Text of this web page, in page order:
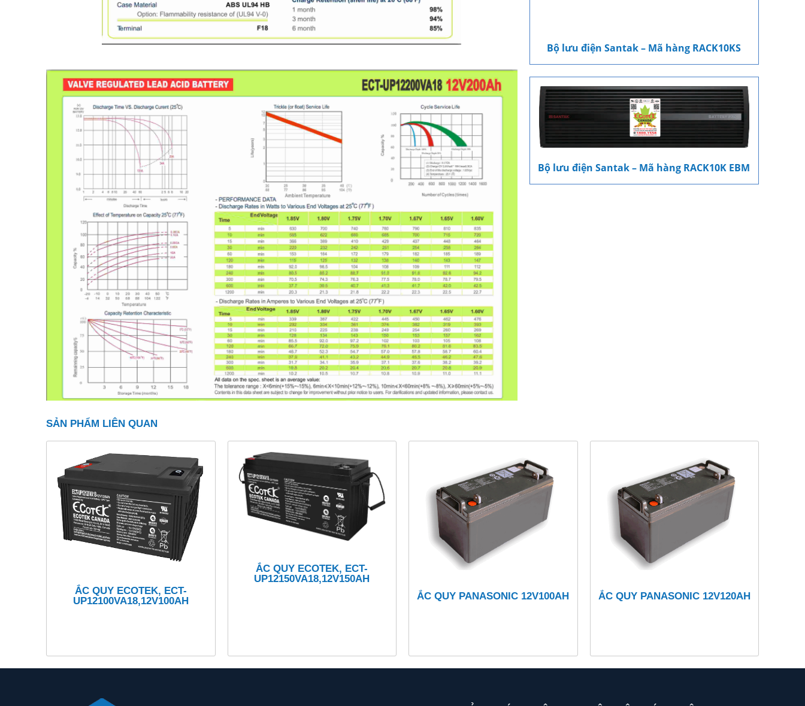
Bộ lưu điện Santak – Mã hàng RACK10KS
Bộ lưu điện Santak – Mã hàng RACK10K EBM
SẢN PHẨM LIÊN QUAN
ẮC QUY ECOTEK, ECT-
UP12100VA18,12V100AH
ẮC QUY ECOTEK, ECT-
UP12150VA18,12V150AH
ẮC QUY PANASONIC 12V100AH
ẮC QUY PANASONIC 12V120AH